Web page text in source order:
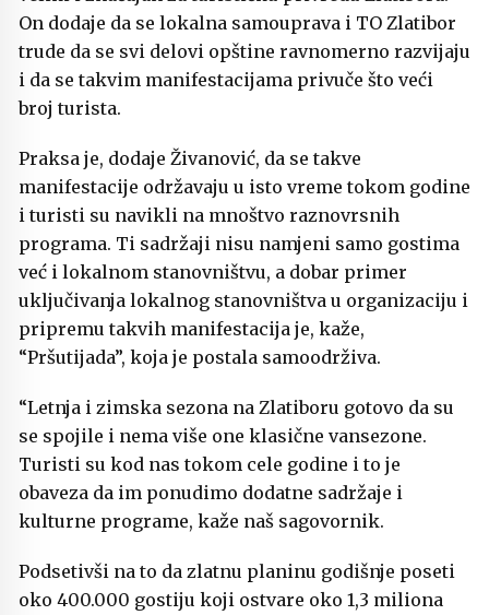
On dodaje da se lokalna samouprava i TO Zlatibor
trude da se svi delovi opštine ravnomerno razvijaju
i da se takvim manifestacijama privuče što veći
broj turista.
Praksa je, dodaje Živanović, da se takve
manifestacije održavaju u isto vreme tokom godine
i turisti su navikli na mnoštvo raznovrsnih
programa. Ti sadržaji nisu namjeni samo gostima
već i lokalnom stanovništvu, a dobar primer
uključivanja lokalnog stanovništva u organizaciju i
pripremu takvih manifestacija je, kaže,
“Pršutijada”, koja je postala samoodrživa.
“Letnja i zimska sezona na Zlatiboru gotovo da su
se spojile i nema više one klasične vansezone.
Turisti su kod nas tokom cele godine i to je
obaveza da im ponudimo dodatne sadržaje i
kulturne programe, kaže naš sagovornik.
Podsetivši na to da zlatnu planinu godišnje poseti
oko 400.000 gostiju koji ostvare oko 1,3 miliona